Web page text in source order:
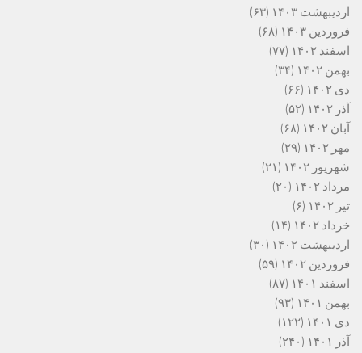
اردیبهشت ۱۴۰۳
(۶۳)
فروردین ۱۴۰۳
(۶۸)
اسفند ۱۴۰۲
(۷۷)
بهمن ۱۴۰۲
(۳۴)
دی ۱۴۰۲
(۶۶)
آذر ۱۴۰۲
(۵۲)
آبان ۱۴۰۲
(۶۸)
مهر ۱۴۰۲
(۲۹)
شهریور ۱۴۰۲
(۲۱)
مرداد ۱۴۰۲
(۲۰)
تیر ۱۴۰۲
(۶)
خرداد ۱۴۰۲
(۱۴)
اردیبهشت ۱۴۰۲
(۳۰)
فروردین ۱۴۰۲
(۵۹)
اسفند ۱۴۰۱
(۸۷)
بهمن ۱۴۰۱
(۹۳)
دی ۱۴۰۱
(۱۲۲)
آذر ۱۴۰۱
(۲۴۰)